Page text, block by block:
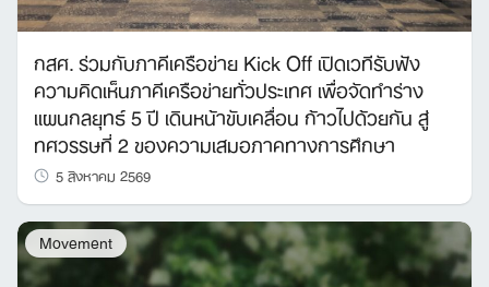
กสศ. ร่วมกับภาคีเครือข่าย Kick Off เปิดเวทีรับฟัง
ความคิดเห็นภาคีเครือข่ายทั่วประเทศ เพื่อจัดทำร่าง
แผนกลยุทธ์ 5 ปี เดินหน้าขับเคลื่อน ก้าวไปด้วยกัน สู่
ทศวรรษที่ 2 ของความเสมอภาคทางการศึกษา
5 สิงหาคม 2569
Movement